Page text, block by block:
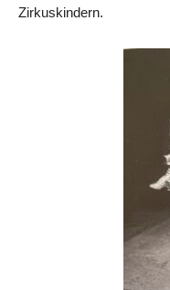
Zirkuskindern.